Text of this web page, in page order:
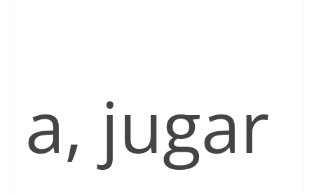
a, jugar